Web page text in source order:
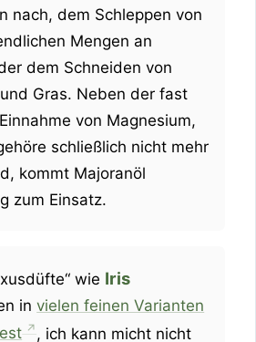
nach, dem Schleppen von
Mengen an
dem Schneiden von
Gras. Neben der fast
von Magnesium,
schließlich nicht mehr
kommt Majoranöl
zum Einsatz.
wie Iris
invielen feinen Varianten
, ich kann micht nicht